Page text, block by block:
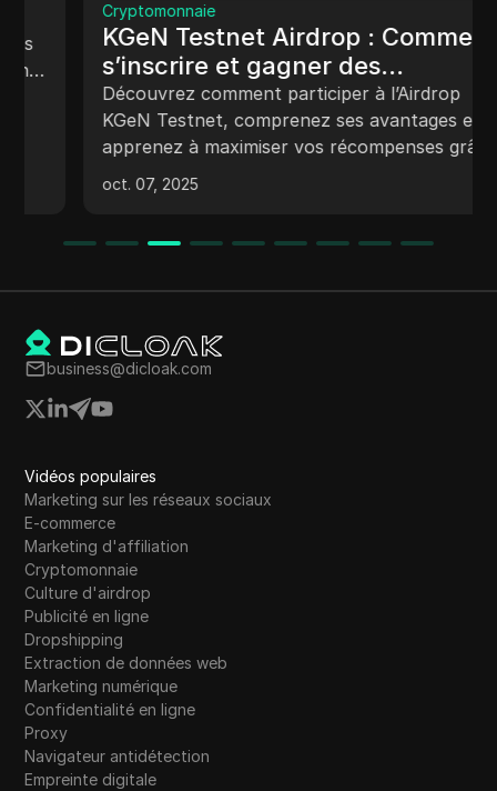
Cryptomonnaie
KGeN Testnet Airdrop : Comment
s’inscrire et gagner des
récompenses
Découvrez comment participer à l’Airdrop
KGeN Testnet, comprenez ses avantages et
apprenez à maximiser vos récompenses grâce
à notre guide complet.
oct. 07, 2025
business@dicloak.com
Vidéos populaires
Marketing sur les réseaux sociaux
E-commerce
Marketing d'affiliation
Cryptomonnaie
Culture d'airdrop
Publicité en ligne
Dropshipping
Extraction de données web
Marketing numérique
Confidentialité en ligne
Proxy
Navigateur antidétection
Empreinte digitale